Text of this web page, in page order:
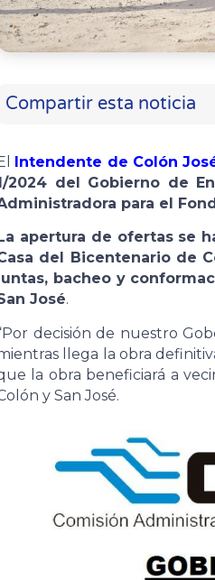
Compartir esta noticia
Intendente de Colón
2024 del Gobierno de
para el
La apertura de ofertas se
del Bicentenario de
bacheo y
José.
decisión de nuestro
llega la obra
la obra beneficiará a
y San José.